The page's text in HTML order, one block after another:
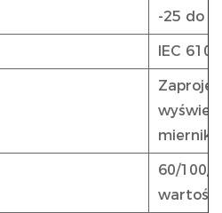
-25 do
IEC
60/100/
wartość